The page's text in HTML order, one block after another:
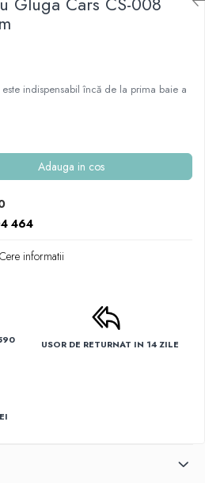
50x70
indispensabil încă de la prima baie a
Adauga in cos
464
Cere informatii
USOR DE RETURNAT IN 14 ZILE